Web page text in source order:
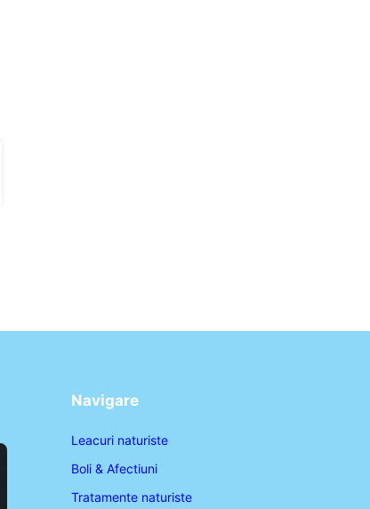
Navigare
Leacuri naturiste
Boli & Afectiuni
Tratamente naturiste